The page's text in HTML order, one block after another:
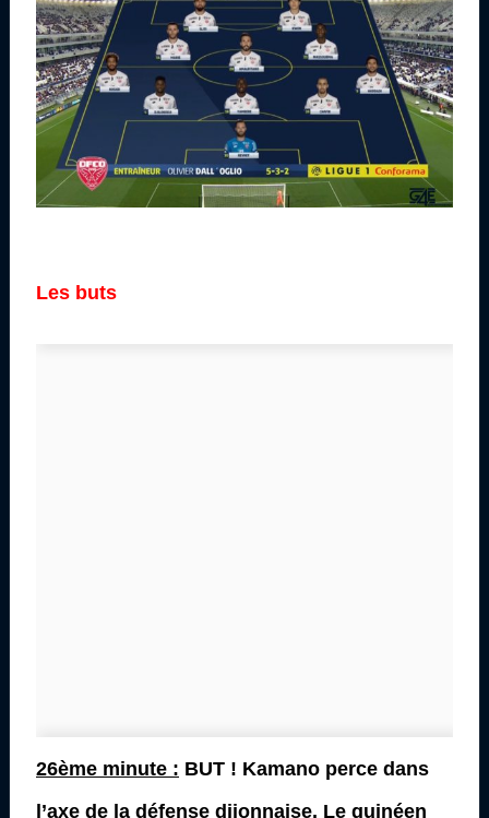
Les buts
26ème minute : BUT ! Kamano perce dans
l’axe de la défense dijonnaise. Le guinéen